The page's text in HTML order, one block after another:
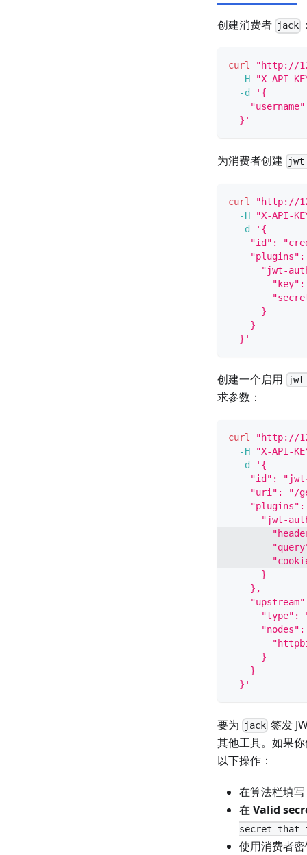
创建消费者 jack
curl
"http://
-H
"X-API-
-d
'{
  }'
为消费者创建
curl
"http://
-H
"X-API-
-d
'{
"id":
"plugins":
"jwt-
      }
    }
  }'
创建一个启用
求参数：
curl
"http://
-H
"X-API-
-d
'{
"id":
"uri": "/
"plugins":
"jwt-
      }
    },
"type":
"nodes":
      }
    }
  }'
要为 jack 签发
其他工具。如果
以下操作：
在算法栏填写
在 Valid
secret-
使用消费者